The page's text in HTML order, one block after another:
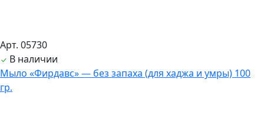
Арт. 05730
В наличии
Мыло «Фирдавс» — без запаха (для хаджа и умры) 100
гр.